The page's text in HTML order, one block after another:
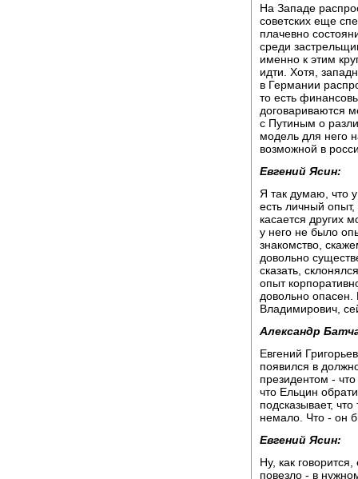
На Западе
советских еще
плачевно
среди
именно к этим
идти. Хотя,
в Германии
то есть
договариваются
с Путиным о
модель для него
возможной в
Евгений Ясин:
Я так думаю, что
есть личный
касается других
у него не было
знакомство,
довольно
сказать,
опыт
довольно опасен.
Владимирович,
Александр
Евгений
появился в
президентом -
что Ельцин
подсказывает,
немало. Что - он
Евгений Ясин:
Ну, как
повезло - в